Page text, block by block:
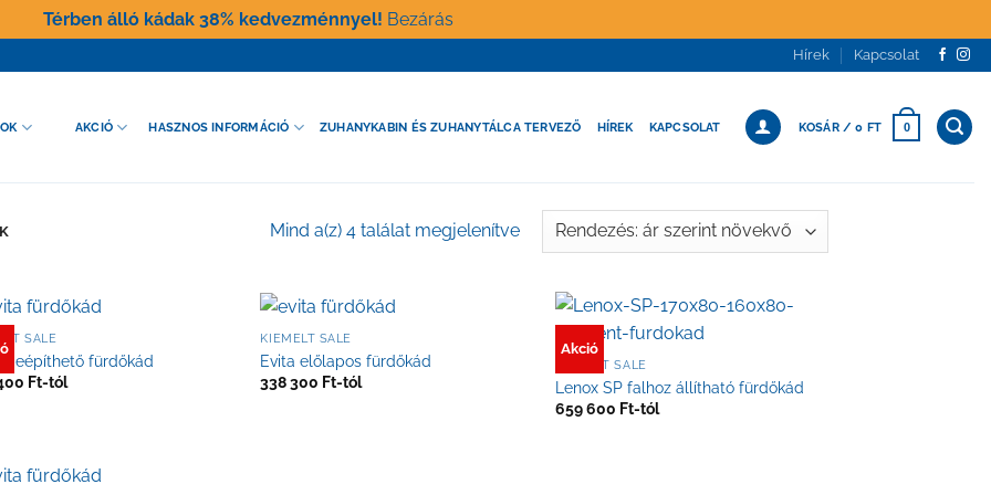
Térben álló kádak 38% kedvezménnyel! Bezárás
Hírek Kapcsolat
AKCIÓ HASZNOS INFORMÁCIÓ ZUHANYKABIN ÉS ZUHANYTÁLCA TERVEZŐ HÍREK KAPCSOLAT KOSÁR /0 FT 0
Mind a(z) 4 találat megjelenítveSorted
SALE
beépíthető fürdőkád
Ft
KIEMELT SALE
Evita előlapos fürdőkád
338 300 Ft
Akció
KIEMELT SALE
Lenox SP falhoz állítható fürdőkád
659 600 Ft